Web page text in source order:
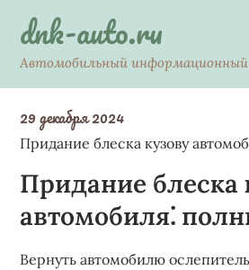
contentdnk-auto.ru
Автомобильный
29 декабря 2024
Придание блеска кузову
Придание блеска
автомобиля⁚
Вернуть автомобилю